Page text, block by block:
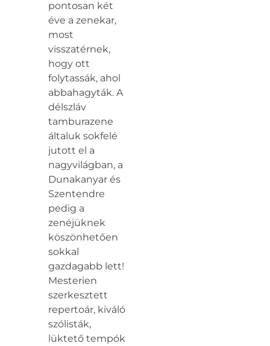
pontosan két
éve a zenekar,
most
visszatérnek,
hogy ott
folytassák, ahol
abbahagyták. A
délszláv
tamburazene
általuk sokfelé
jutott el a
nagyvilágban, a
Dunakanyar és
Szentendre
pedig a
zenéjüknek
köszönhetően
sokkal
gazdagabb lett!
Mesterien
szerkesztett
repertoár, kiváló
szólisták,
lüktető tempók